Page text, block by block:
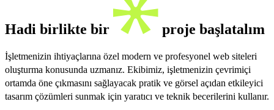
Hadi birlikte bir proje başlatalım
İşletmenizin ihtiyaçlarına özel modern ve profesyonel web siteleri
oluşturma konusunda uzmanız. Ekibimiz, işletmenizin çevrimiçi
ortamda öne çıkmasını sağlayacak pratik ve görsel açıdan etkileyici
tasarım çözümleri sunmak için yaratıcı ve teknik becerilerini kullanır.